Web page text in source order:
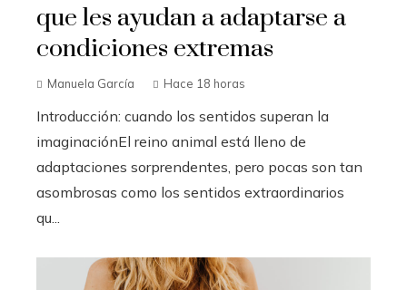
que les ayudan a adaptarse a
condiciones extremas
Manuela García Hace 18 horas
Introducción: cuando los sentidos superan la
imaginaciónEl reino animal está lleno de
adaptaciones sorprendentes, pero pocas son tan
asombrosas como los sentidos extraordinarios
qu...